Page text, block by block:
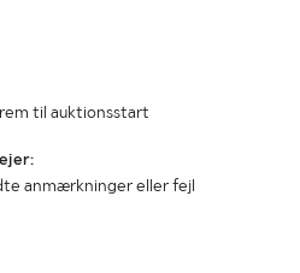
til auktionsstart
anmærkninger eller fejl